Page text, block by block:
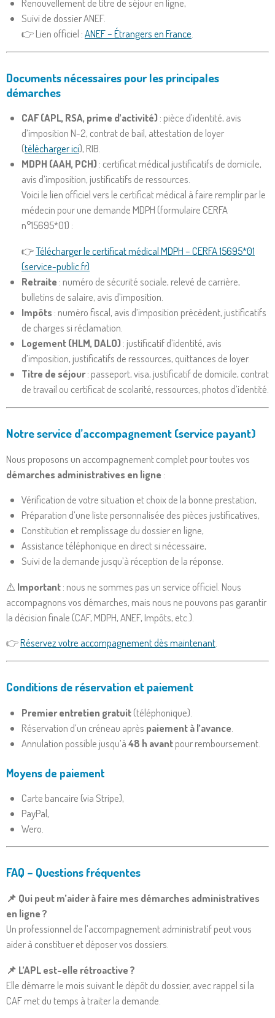
Renouvellement de titre de séjour en ligne,
Suivi de dossier ANEF.
👉 Lien officiel :ANEF – Étrangers en France
Documents nécessaires pour les principales
démarches
CAF (APL, RSA, prime d’activité) : pièce d’identité, avis
d’imposition N-2, contrat de bail, attestation de loyer
(télécharger ici), RIB.
MDPH (AAH, PCH) : certificat médical justificatifs de domicile,
avis d’imposition, justificatifs de ressources.
Voici le lien officiel vers le certificat médical à faire remplir par le
médecin pour une demande MDPH (formulaire CERFA
n°15695*01) :
👉Télécharger le certificat médical MDPH – CERFA 15695*01
(service-public.fr)
Retraite : numéro de sécurité sociale, relevé de carrière,
bulletins de salaire, avis d’imposition.
Impôts : numéro fiscal, avis d’imposition précédent, justificatifs
de charges si réclamation.
Logement (HLM, DALO) : justificatif d’identité, avis
d’imposition, justificatifs de ressources, quittances de loyer.
Titre de séjour: passeport, visa, justificatif de domicile, contrat
de travail ou certificat de scolarité, ressources, photos d’identité.
Notre service d’accompagnement (service payant)
Nous proposons un accompagnement complet pour toutes vos
démarches administratives en ligne :
Vérification de votre situation et choix de la bonne prestation,
Préparation d’une liste personnalisée des pièces justificatives,
Constitution et remplissage du dossier en ligne,
Assistance téléphonique en direct si nécessaire,
Suivi de la demande jusqu’à réception de la réponse.
⚠️ Important: nous ne sommes pas un service officiel. Nous
accompagnons vos démarches, mais nous ne pouvons pas garantir
la décision finale (CAF, MDPH, ANEF, Impôts, etc.).
👉Réservez votre accompagnement dès maintenant.
Conditions de réservation et paiement
Premier entretien gratuit(téléphonique).
Réservation d’un créneau après paiement à l’avance
Annulation possible jusqu’à48 h avantpour remboursement.
Moyens de paiement
Carte bancaire (via Stripe),
PayPal,
Wero.
FAQ – Questions fréquentes
📌 Qui peut m’aider à faire mes démarches administratives
en ligne ?
Un professionnel de l’accompagnement administratif peut vous
aider à constituer et déposer vos dossiers.
📌 L’APL est-elle rétroactive ?
Elle démarre le mois suivant le dépôt du dossier, avec rappel si la
CAF met du temps à traiter la demande.